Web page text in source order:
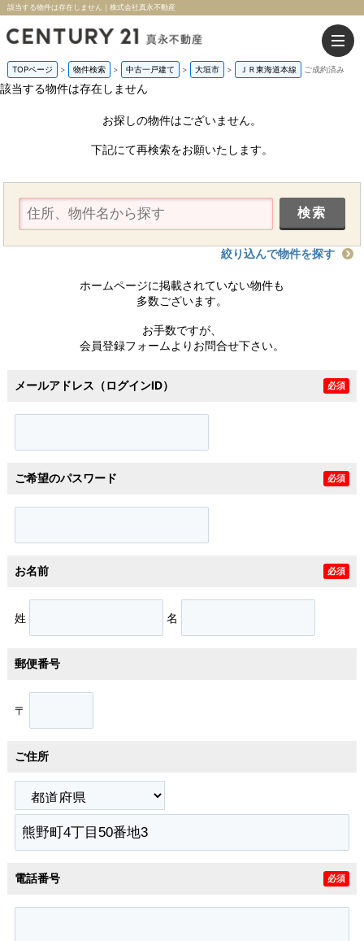
該当する物件は存在しません｜株式会社真永不動産
TOPページ > 物件検索 > 中古一戸建て > 大垣市 > ＪＲ東海道本線 ご成約済み
該当する物件は存在しません
お探しの物件はございません。
下記にて再検索をお願いたします。
絞り込んで物件を探す
ホームページに掲載されていない物件も
多数ございます。
お手数ですが、
会員登録フォームよりお問合せ下さい。
メールアドレス（ログインID） 必須
ご希望のパスワード 必須
お名前 必須
姓 名
郵便番号
〒
ご住所
電話番号 必須